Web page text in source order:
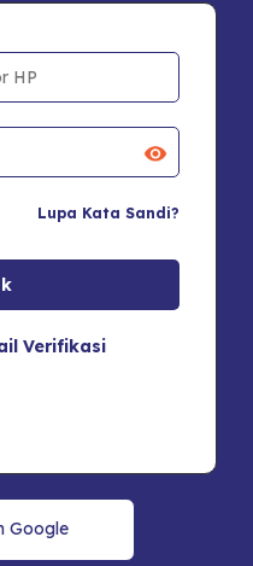
Lupa Kata Sandi?
Verifikasi
Google